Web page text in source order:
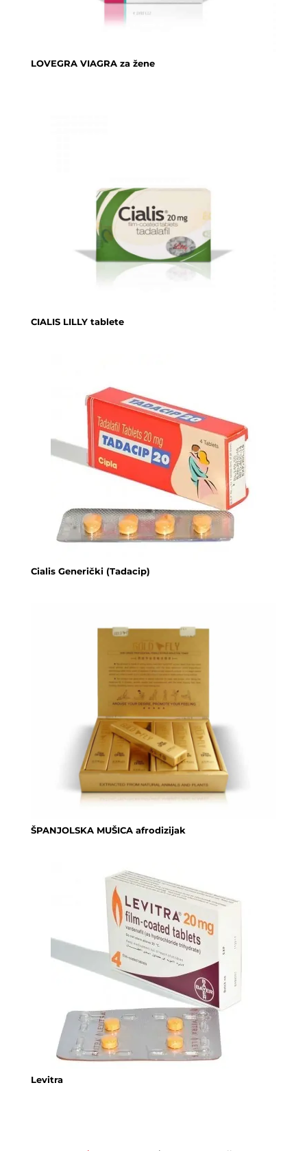
LOVEGRA VIAGRA za žene
CIALIS LILLY tablete
Cialis Generički (Tadacip)
ŠPANJOLSKA MUŠICA afrodizijak
Levitra